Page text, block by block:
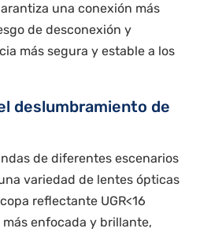
una conexión más
de desconexión y
más segura y estable a los
deslumbramiento de
de diferentes escenarios
variedad de lentes ópticas
reflectante UGR<16
enfocada y brillante,